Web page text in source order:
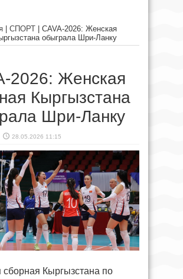
СПОРТ
CAVA-2026: Женская
обыграла Шри-Ланку
2026: Женская
Кыргызстана
Шри-Ланку
28.05.2026 11:15
Кыргызстана по